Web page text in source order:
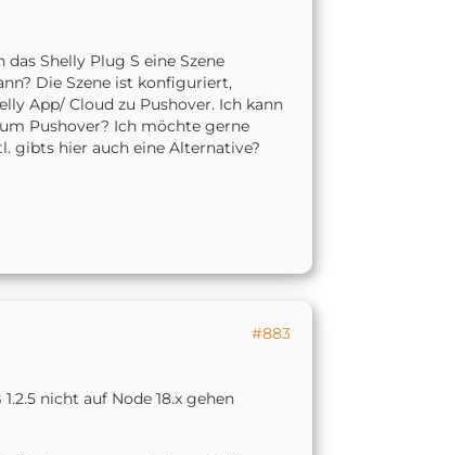
Shelly Plug S eine Szene
Die Szene ist konfiguriert,
App/ Cloud zu Pushover. Ich kann
Pushover? Ich möchte gerne
gibts hier auch eine Alternative?
#883
nicht auf Node 18.x gehen